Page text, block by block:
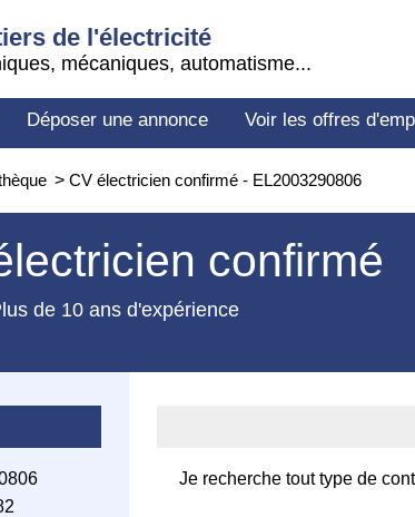
de l'électricité
mécaniques, automatisme...
Déposer une annonce Voir les offres
> CV électricien confirmé - EL2003290806
confirmé
de 10 ans d'expérience
Je recherche tout type de